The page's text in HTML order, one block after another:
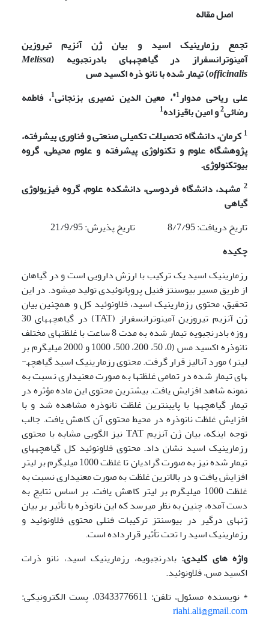
اصل مقاله
تجمع رزمارینیک اسید و بیان ژن آنزیم تیروزین
آمینوترانسفراز در گیاهچه­های بادرنجبویه (Melissa
officinalis) تیمار شده با نانو ذره اکسید مس
علی ریاحی مدوار1* ، معین الدین نصیری بزنجانی1، فاطمه
رضائی2و امین باقی­زاده1
1 کرمان، دانشگاه تحصیلات تکمیلی صنعتی و فناوری پیشرفته،
پژوهشگاه علوم و تکنولوژی پیشرفته و علوم محیطی، گروه
بیوتکنولوژی.
2 مشهد، دانشگاه فردوسی، دانشکده علوم، گروه فیزیولوژی
گیاهی
تاریخ دریافت: 8/7/95 تاریخ پذیرش: 21/9/95
چکیده
رزمارینیک اسید یک ترکیب با ارزش دارویی است و در گیاهان
از طریق مسیر بیوسنتز فنیل پروپانوئیدی تولید می­شود. در این
تحقیق، محتوی رزمارینیک اسید، فلاونوئید کل و همچنین بیان
ژن آنزیم تیروزین آمینوترانسفراز (TAT) در گیاهچه­های 30
روزه بادرنجبویه تیمار شده به مدت 8 ساعت با غلظتهای مختلف
نانوذره اکسید مس (0، 50، 200، 500، 1000 و 2000 میلی­گرم بر
لیتر) مورد آنالیز قرار گرفت. محتوی رزمارینیک اسید گیاهچه­
های تیمار شده در تمامی غلظتها به صورت معنی­داری نسبت به
نمونه شاهد افزایش یافت. بیشترین محتوی این ماده مؤثره در
تیمار گیاهچه­ها با پایین­ترین غلظت نانوذره مشاهده شد و با
افزایش غلظت نانوذره در محیط محتوی آن کاهش یافت. جالب
توجه اینکه، بیان ژن آنزیم TAT نیز الگویی مشابه با محتوی
رزمارینیک اسید نشان داد. محتوی فلاونوئید کل گیاهچه­های
تیمار شده نیز به صورت گرادیان تا غلظت 1000 میلی­گرم بر لیتر
افزایش یافت و در بالاترین غلظت به صورت معنی­داری نسبت به
غلظت 1000 میلی­گرم بر لیتر کاهش یافت. بر اساس نتایج به
دست آمده، چنین به نظر می­رسد که این نانوذره با تأثیر بر بیان
ژنهای درگیر در بیوسنتز ترکیبات فنلی محتوی فلاونوئید و
رزمارینیک اسید را تحت تأثیر قرارداده است.
واژه های کلیدی:بادرنجبویه، رزمارینیک اسید، نانو ذرات
اکسید مس، فلاونوئید.
* نویسنده مسئول، تلفن: 03433776611، پست الکترونیکی:
riahi.ali@gmail.com